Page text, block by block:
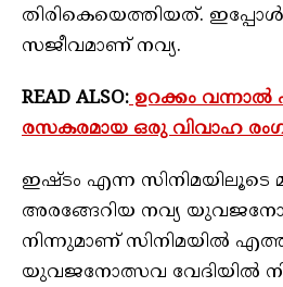
തിരികെയെത്തിയത്.
സജീവമാണ് നവ്യ.
READ ALSO:ഉറക്കം വന്നാൽ
രസകരമായ ഒരു വിവാഹ
ഇഷ്ടം എന്ന സിനിമയിലൂടെ
അരങ്ങേറിയ നവ്യ
നിന്നുമാണ് സിനിമയിൽ
യുവജനോത്സവ വേദിയിൽ